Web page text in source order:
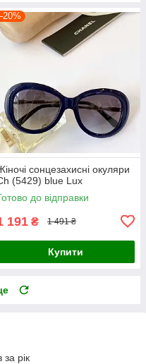
сонцезахисні окуляри
(5429) blue Lux
до відправки
191 ₴ 1 491 ₴
Купити
за рік